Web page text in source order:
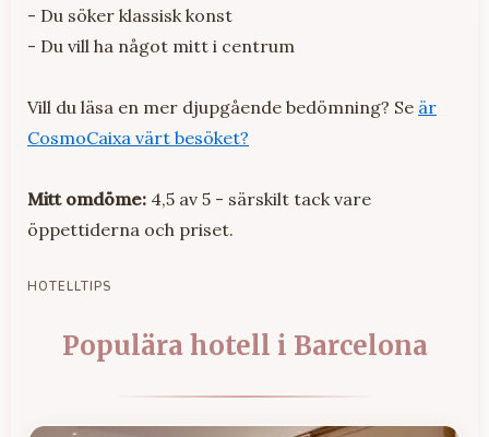
- Du söker klassisk konst
- Du vill ha något mitt i centrum
Vill du läsa en mer djupgående bedömning? Se är
CosmoCaixa värt besöket?
Mitt omdöme: 4,5 av 5 - särskilt tack vare
öppettiderna och priset.
HOTELLTIPS
Populära hotell i Barcelona